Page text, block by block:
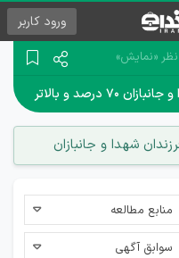
ورود کاربر
«نمایش»
درصد و بالاتر
شهدا و جانبازان
منابع مطالعه
سوابق آگهی